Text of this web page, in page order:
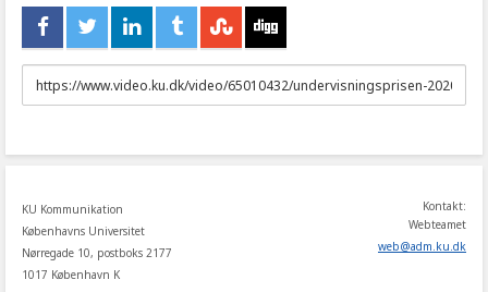
URL
to
KU Kommunikation
Københavns Universitet
Nørregade 10, postboks 2177
1017 København K
Kontakt:
Webteamet
web@adm.ku.dk